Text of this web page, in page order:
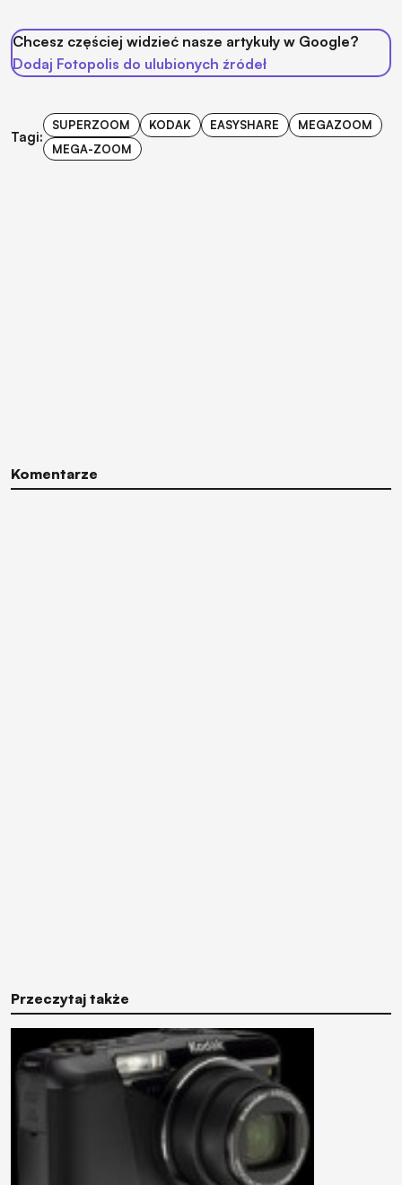
Chcesz częściej widzieć nasze artykuły w Google?
Dodaj Fotopolis do ulubionych źródeł
Tagi:
SUPERZOOM KODAK EASYSHARE
MEGAZOOM
MEGA-ZOOM
Komentarze
Przeczytaj także